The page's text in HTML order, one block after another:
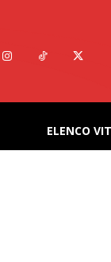
ELENCO